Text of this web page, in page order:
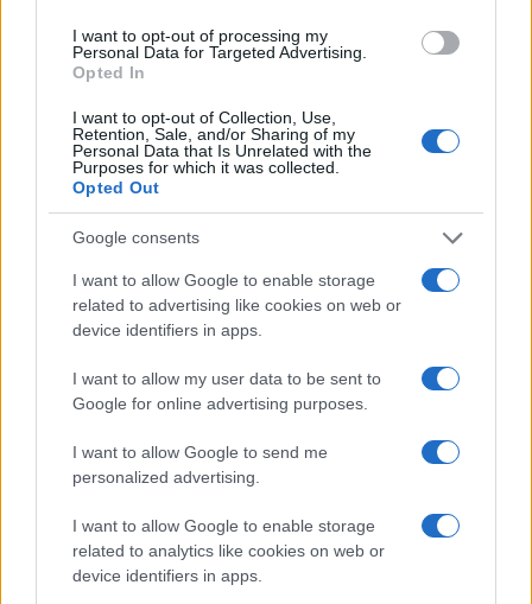
I want to opt-out of processing my
Personal Data for Targeted Advertising.
Opted In
I want to opt-out of Collection, Use,
Retention, Sale, and/or Sharing of my
Personal Data that Is Unrelated with the
Purposes for which it was collected.
Opted Out
Google consents
I want to allow Google to enable storage
related to advertising like cookies on web or
device identifiers in apps.
I want to allow my user data to be sent to
Google for online advertising purposes.
I want to allow Google to send me
personalized advertising.
I want to allow Google to enable storage
related to analytics like cookies on web or
device identifiers in apps.
F
a
ce
b
o
o
k
T
w
it
te
r
Pi
n
te
re
st
W
h
at
s
A
p
S
h
a
re
Articolo precedente
Prossimo articolo
NOTIZIE RECENTI
Salmo finisce in ospedale a Catania, ma il tour
va avanti: “Sicilia, ci sono”
Jovanotti, Gabry Ponte e Alfa: Olbia ombelico del
mondo per una notte
Giorgia Meloni a La Maddalena, la vicesindaco:
“Orgoglio e discrezione per visita privata̶…